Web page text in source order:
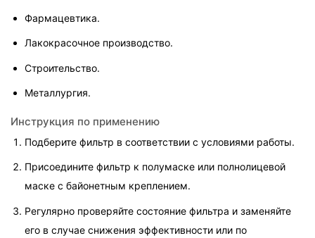
Фармацевтика.
Лакокрасочное производство.
Строительство.
Металлургия.
Инструкция по применению
Подберите фильтр в соответствии с условиями работы.
Присоедините фильтр к полумаске или полнолицевой
маске с байонетным креплением.
Регулярно проверяйте состояние фильтра и заменяйте
его в случае снижения эффективности или по